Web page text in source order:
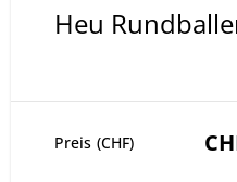
Heu
Preis (CHF)